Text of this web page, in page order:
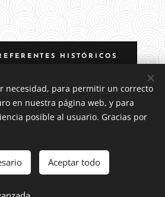
HISTÓRICOS
Aviso legal
necesidad, para permitir un correcto
en nuestra página web, y para
posible al usuario. Gracias por
Aceptar todo